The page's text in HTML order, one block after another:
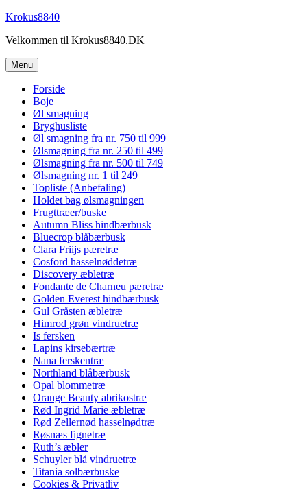
Videre
indhold
Krokus8840
Velkommen til Krokus8840.DK
Menu
Forside
Boje
Øl smagning
Bryghusliste
Øl smagning fra nr. 750 til 999
Ølsmagning fra nr. 250 til 499
Ølsmagning fra nr. 500 til 749
Ølsmagning nr. 1 til 249
Topliste (Anbefaling)
Holdet bag ølsmagningen
Frugttræer/buske
Autumn Bliss hindbærbusk
Bluecrop blåbærbusk
Clara Friijs pæretræ
Cosford hasselnøddetræ
Discovery æbletræ
Fondante de Charneu pæretræ
Golden Everest hindbærbusk
Gul Gråsten æbletræ
Himrod grøn vindruetræ
Is fersken
Lapins kirsebærtræ
Nana ferskentræ
Northland blåbærbusk
Opal blommetræ
Orange Beauty abrikostræ
Rød Ingrid Marie æbletræ
Rød Zellernød hasselnødtræ
Røsnæs fignetræ
Ruth’s æbler
Schuyler blå vindruetræ
Titania solbærbuske
Cookies & Privatliv